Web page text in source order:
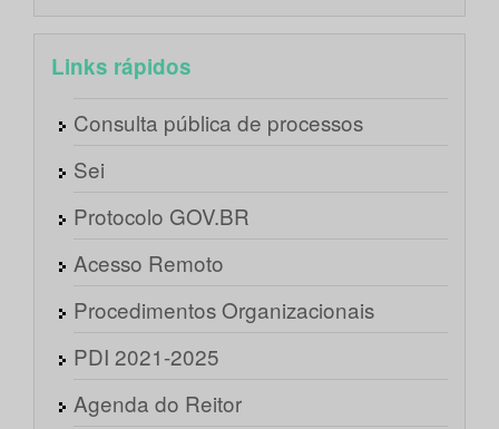
Links rápidos
Consulta pública de processos
Sei
Protocolo GOV.BR
Acesso Remoto
Procedimentos Organizacionais
PDI 2021-2025
Agenda do Reitor